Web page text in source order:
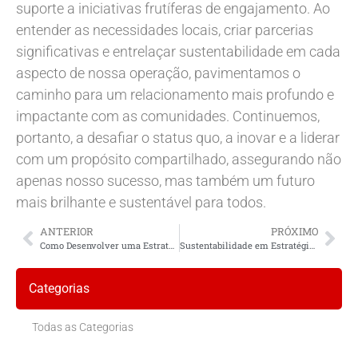
suporte a iniciativas frutíferas de engajamento. Ao
entender as necessidades locais, criar parcerias
significativas e entrelaçar sustentabilidade em cada
aspecto de nossa operação, pavimentamos o
caminho para um relacionamento mais profundo e
impactante com as comunidades. Continuemos,
portanto, a desafiar o status quo, a inovar e a liderar
com um propósito compartilhado, assegurando não
apenas nosso sucesso, mas também um futuro
mais brilhante e sustentável para todos.
ANTERIOR
Como Desenvolver uma Estratégia de Engajamento Comunitário Sustentável?
PRÓXIMO
Sustentabilidade em Estratégias Comunitárias
Categorias
Todas as Categorias